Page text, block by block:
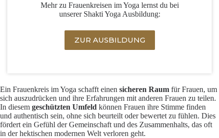
Mehr zu Frauenkreisen im Yoga lernst du bei
unserer Shakti Yoga Ausbildung:
ZUR AUSBILDUNG
Ein Frauenkreis im Yoga schafft einen sicheren Raum für Frauen, um
sich auszudrücken und ihre Erfahrungen mit anderen Frauen zu teilen.
In diesem geschützten Umfeld können Frauen ihre Stimme finden
und authentisch sein, ohne sich beurteilt oder bewertet zu fühlen. Dies
fördert ein Gefühl der Gemeinschaft und des Zusammenhalts, das oft
in der hektischen modernen Welt verloren geht.